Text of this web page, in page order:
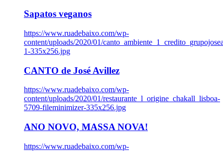
Sapatos veganos
https://www.ruadebaixo.com/wp-
content/uploads/2020/01/
1-335x256.jpg
CANTO de José Avillez
https://www.ruadebaixo.com/wp-
content/uploads/2020/01/restaurante_l_origine_chakall_lisboa-
5709-fileminimizer-335x256.jpg
ANO NOVO, MASSA NOVA!
https://www.ruadebaixo.com/wp-